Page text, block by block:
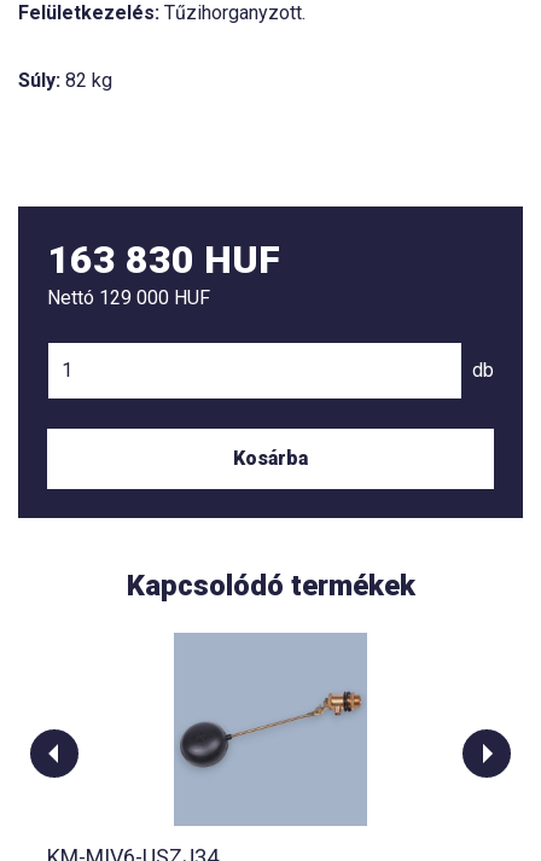
Felületkezelés: Tűzihorganyzott.
Súly: 82 kg
163 830 HUF
Nettó 129 000 HUF
db
Kosárba
Kapcsolódó termékek